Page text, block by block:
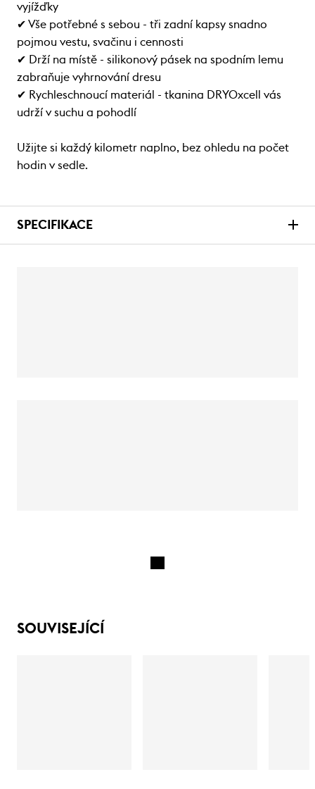
vyjížďky
✔ Vše potřebné s sebou - tři zadní kapsy snadno
pojmou vestu, svačinu i cennosti
✔ Drží na místě - silikonový pásek na spodním lemu
zabraňuje vyhrnování dresu
✔ Rychleschnoucí materiál - tkanina DRYOxcell vás
udrží v suchu a pohodlí
Užijte si každý kilometr naplno, bez ohledu na počet
hodin v sedle.
SPECIFIKACE
SOUVISEJÍCÍ